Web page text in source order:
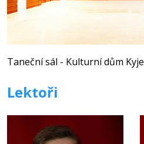
Taneční sál - Kulturní dům Kyje
Lektoři